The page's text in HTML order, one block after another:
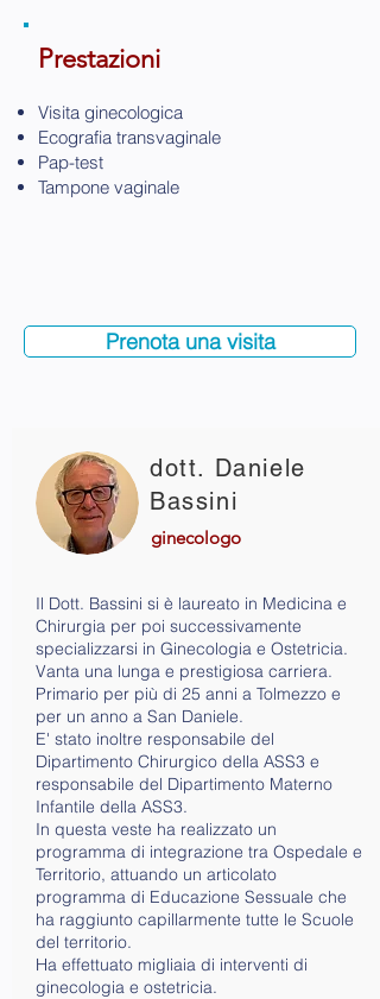
Prestazioni
Visita ginecologica
Ecografia transvaginale
Pap-test
Tampone vaginale
Prenota una visita
dott. Daniele
Bassini
ginecologo
Il Dott. Bassini si è laureato in Medicina e
Chirurgia per poi successivamente
specializzarsi in Ginecologia e Ostetricia.
Vanta una lunga e prestigiosa carriera.
Primario per più di 25 anni a Tolmezzo e
per un anno a San Daniele.
E' stato inoltre responsabile del
Dipartimento Chirurgico della ASS3 e
responsabile del Dipartimento Materno
Infantile della ASS3.
In questa veste ha realizzato un
programma di integrazione tra Ospedale e
Territorio, attuando un articolato
programma di Educazione Sessuale che
ha raggiunto capillarmente tutte le Scuole
del territorio.
Ha effettuato migliaia di interventi di
ginecologia e ostetricia.